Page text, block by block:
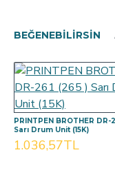
BEĞENEBILIRSIN
PRINTPEN BROTHER DR-
Sarı Drum Unit (15K)
1.036,57TL